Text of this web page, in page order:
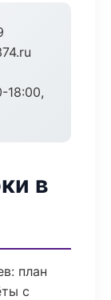
18:00,
в
план
с